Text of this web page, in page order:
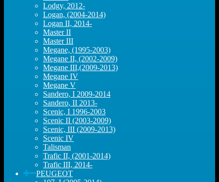
Lodgy, 2012-
Logan, (2004-2014)
Logan II, 2014-
Master II
Master III
Megane, (1995-2003)
Megane II, (2002-2009)
Megane III,(2009-2013)
Megane IV
Megane V
Sandero, I 2009-2014
Sandero, II 2013-
Scenic, I 1996-2003
Scenic II (2003-2009)
Scenic, III (2009-2013)
Scenic IV
Talisman
Trafic II, (2001-2014)
Trafic III, 2014-
PEUGEOT